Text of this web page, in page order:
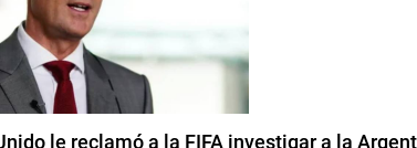
le reclamó a la FIFA investigar a la